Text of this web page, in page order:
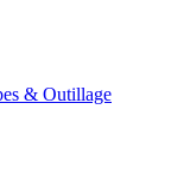
& Outillage